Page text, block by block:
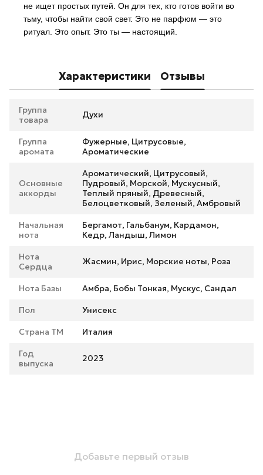
не ищет простых путей. Он для тех, кто готов войти во
тьму, чтобы найти свой свет. Это не парфюм — это
ритуал. Это опыт. Это ты — настоящий.
Характеристики Отзывы
Группа
товара
Духи
Группа
аромата
Фужерные, Цитрусовые,
Ароматические
Основные
аккорды
Ароматический, Цитрусовый,
Пудровый, Морской, Мускусный,
Теплый пряный, Древесный,
Белоцветковый, Зеленый, Амбровый
Начальная
нота
Бергамот, Гальбанум, Кардамон,
Кедр, Ландыш, Лимон
Нота
Сердца
Жасмин, Ирис, Морские ноты, Роза
Нота Базы Амбра, Бобы Тонкая, Мускус, Сандал
Пол Унисекс
Страна ТМ Италия
Год
выпуска
2023
Добавьте первый отзыв